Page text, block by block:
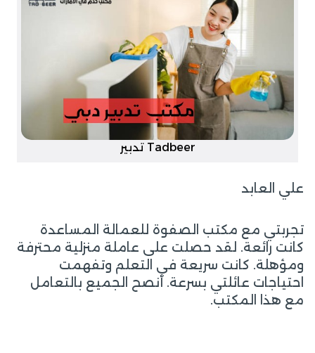
Tadbeer تدبير
علي العابد
تجربتي مع مكتب الصفوة للعمالة المساعدة
كانت رائعة. لقد حصلت على عاملة منزلية محترفة
ومؤهلة. كانت سريعة في التعلم وتفهمت
احتياجات عائلتي بسرعة. أنصح الجميع بالتعامل
مع هذا المكتب.